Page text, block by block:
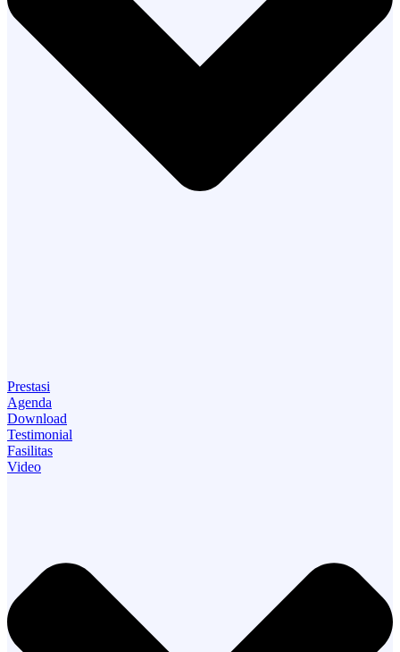
Prestasi
Agenda
Download
Testimonial
Fasilitas
Video